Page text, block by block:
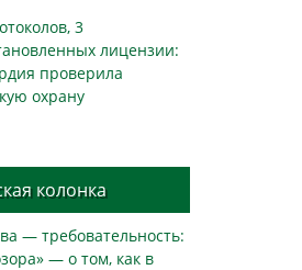
3
лицензии:
проверила
охрану
колонка
— требовательность:
— о том, как в